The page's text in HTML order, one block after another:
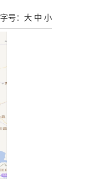
字号： 大 中 小